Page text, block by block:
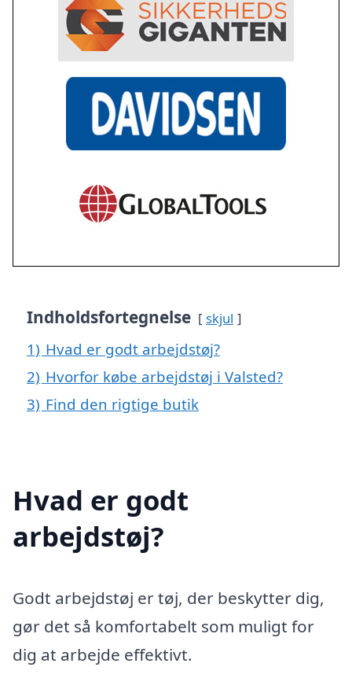
Indholdsfortegnelse skjul
1) Hvad er godt arbejdstøj?
2) Hvorfor købe arbejdstøj i Valsted?
3) Find den rigtige butik
Hvad er godt
arbejdstøj?
Godt arbejdstøj er tøj, der beskytter dig,
gør det så komfortabelt som muligt for
dig at arbejde effektivt.